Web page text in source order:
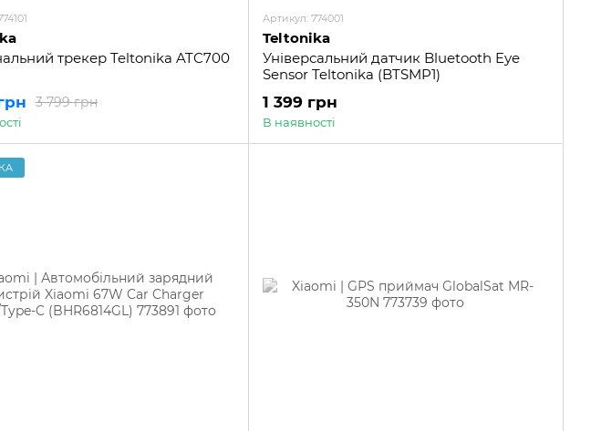
трекер Teltonika ATC700
3 799 грн
Артикул: 774001
Teltonika
Універсальний датчик Bluetooth Eye
Sensor Teltonika (BTSMP1)
1 399 грн
В наявності